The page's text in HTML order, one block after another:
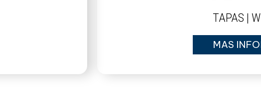
TAPAS |
MAS